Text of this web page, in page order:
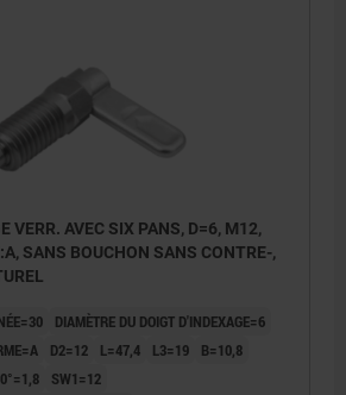
VERR. AVEC SIX PANS, D=6, M12,
SANS BOUCHON SANS CONTRE-,
DIAMÈTRE DU DOIGT D'INDEXAGE=6
D2=12 L=47,4 L3=19
B=10,8
SW1=12